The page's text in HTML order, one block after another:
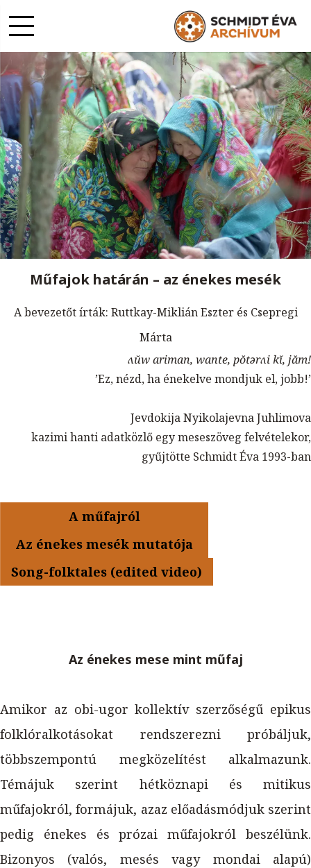
Műfajok határán – az énekes mesék
A bevezetőt írták: Ruttkay-Miklián Eszter és Csepregi
Márta
ʌŭw ariman, wante, pŏtərʌi kĭ, jăm!
’Ez, nézd, ha énekelve mondjuk el, jobb!’
Jevdokija Nyikolajevna Juhlimova
kazimi hanti adatközlő egy meseszöveg felvételekor,
gyűjtötte Schmidt Éva 1993-ban
A műfajról
Az énekes mesék mutatója
Song-folktales (edited video)
Az énekes mese mint műfaj
Amikor az obi-ugor kollektív szerzőségű epikus
folklóralkotásokat rendszerezni próbáljuk,
többszempontú megközelítést alkalmazunk.
Témájuk szerint hétköznapi és mitikus
műfajokról, formájuk, azaz előadásmódjuk szerint
pedig énekes és prózai műfajokról beszélünk.
Bizonyos (valós, mesés vagy mondai alapú)